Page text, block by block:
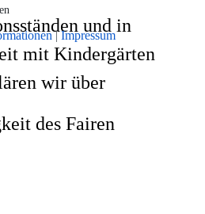
und in
mit Kindergärten
wir über
des Fairen
|Impressum